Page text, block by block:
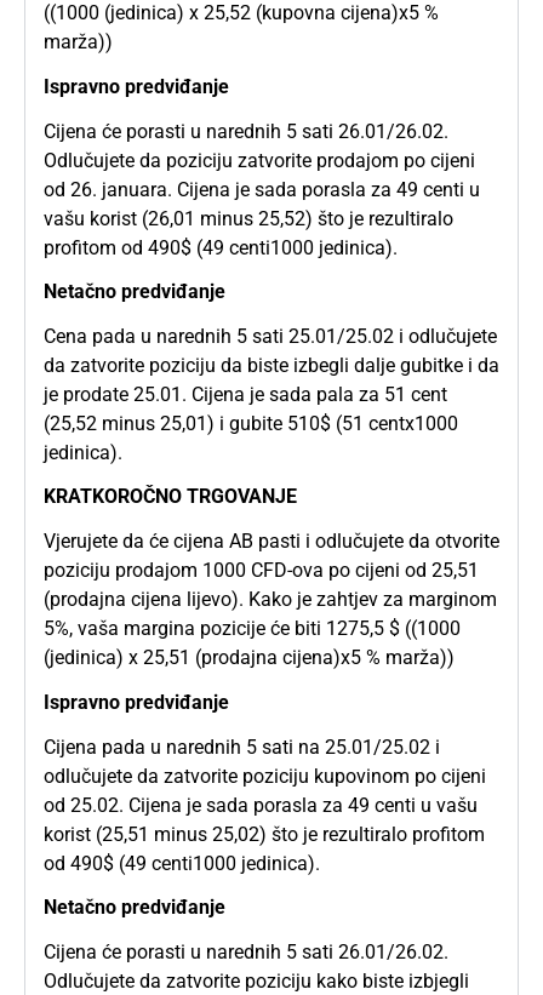
((1000 (jedinica) x 25,52 (kupovna cijena)x5 %
marža))
Ispravno predviđanje
Cijena će porasti u narednih 5 sati 26.01/26.02.
Odlučujete da poziciju zatvorite prodajom po cijeni
od 26. januara. Cijena je sada porasla za 49 centi u
vašu korist (26,01 minus 25,52) što je rezultiralo
profitom od 490$ (49 centi1000 jedinica).
Netačno predviđanje
Cena pada u narednih 5 sati 25.01/25.02 i odlučujete
da zatvorite poziciju da biste izbegli dalje gubitke i da
je prodate 25.01. Cijena je sada pala za 51 cent
(25,52 minus 25,01) i gubite 510$ (51 centx1000
jedinica).
KRATKOROČNO TRGOVANJE
Vjerujete da će cijena AB pasti i odlučujete da otvorite
poziciju prodajom 1000 CFD-ova po cijeni od 25,51
(prodajna cijena lijevo). Kako je zahtjev za marginom
5%, vaša margina pozicije će biti 1275,5 $ ((1000
(jedinica) x 25,51 (prodajna cijena)x5 % marža))
Ispravno predviđanje
Cijena pada u narednih 5 sati na 25.01/25.02 i
odlučujete da zatvorite poziciju kupovinom po cijeni
od 25.02. Cijena je sada porasla za 49 centi u vašu
korist (25,51 minus 25,02) što je rezultiralo profitom
od 490$ (49 centi1000 jedinica).
Netačno predviđanje
Cijena će porasti u narednih 5 sati 26.01/26.02.
Odlučujete da zatvorite poziciju kako biste izbjegli